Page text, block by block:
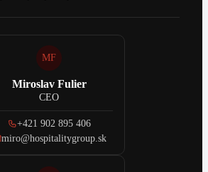
MF
Miroslav Fulier
CEO
+421 902 895 406
miro@hospitalitygroup.sk